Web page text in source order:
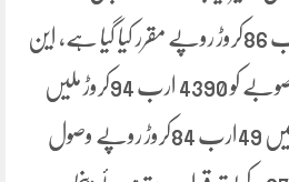
محصولات کا ہدف 209 ارب 86کروڑ روپے مقرر کیا گیا ہے، این
ایف سی ایوارڈ کے تحت صوبے کو 4390 ارب 94کروڑ ملیں
گے۔ بیرونی قرضوں کی مد میں 49ارب 84کروڑ روپے وصول